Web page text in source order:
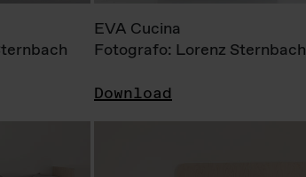
EVA Cucina
Fotografo: Lorenz Sternbach
Download